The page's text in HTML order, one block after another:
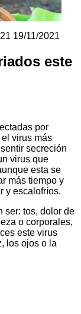
19/11/2021
este
por
virus más
secreción
virus que
esta se
más tiempo y
y escalofríos.
ser: tos, dolor de
o corporales,
este virus
los ojos o la